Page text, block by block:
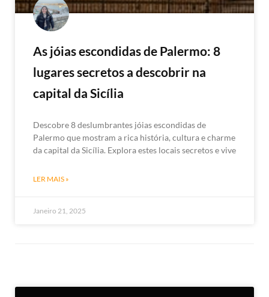
As jóias escondidas de Palermo: 8
lugares secretos a descobrir na
capital da Sicília
Descobre 8 deslumbrantes jóias escondidas de
Palermo que mostram a rica história, cultura e charme
da capital da Sicília. Explora estes locais secretos e vive
LER MAIS »
Janeiro 21, 2025